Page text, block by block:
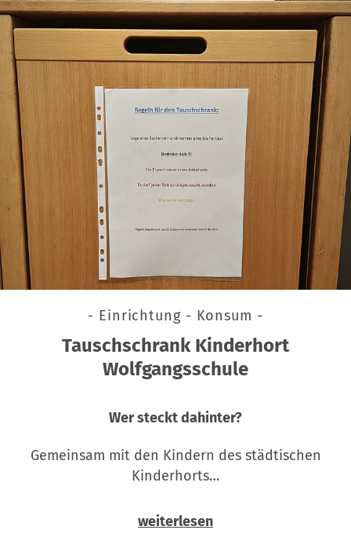
- Einrichtung - Konsum -
Tauschschrank Kinderhort
Wolfgangsschule
Wer steckt dahinter?
Gemeinsam mit den Kindern des städtischen
Kinderhorts…
weiterlesen